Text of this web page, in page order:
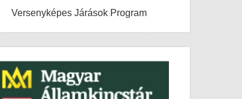
Versenyképes Járások Program